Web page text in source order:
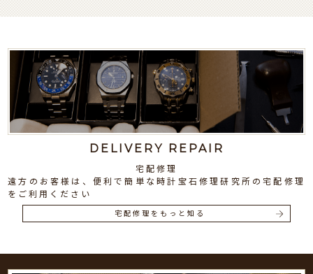
DELIVERY REPAIR
宅配修理
遠方のお客様は、便利で簡単な時計宝石修理研究所の宅配修理
をご利用ください
宅配修理をもっと知る